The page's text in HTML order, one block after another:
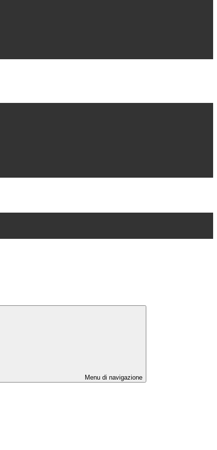
Menu di navigazione